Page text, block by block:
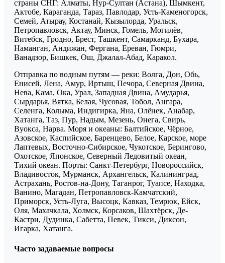
страны СНГ: Алматы, Нур-Султан (Астана), Шымкент,
Актобе, Караганда, Тараз, Павлодар, Усть-Каменогорск,
Семей, Атырау, Костанай, Кызылорда, Уральск,
Петропавловск, Актау, Минск, Гомель, Могилёв,
Витебск, Гродно, Брест, Ташкент, Самарканд, Бухара,
Наманган, Андижан, Фергана, Ереван, Гюмри,
Ванадзор, Бишкек, Ош, Джалал-Абад, Каракол.
Отправка по водным путям — реки: Волга, Дон, Обь,
Енисей, Лена, Амур, Иртыш, Печора, Северная Двина,
Нева, Кама, Ока, Урал, Западная Двина, Амударья,
Сырдарья, Вятка, Белая, Чусовая, Тобол, Ангара,
Селенга, Колыма, Индигирка, Яна, Олёнек, Анабар,
Хатанга, Таз, Пур, Надым, Мезень, Онега, Свирь,
Вуокса, Нарва. Моря и океаны: Балтийское, Чёрное,
Азовское, Каспийское, Баренцево, Белое, Карское, море
Лаптевых, Восточно-Сибирское, Чукотское, Берингово,
Охотское, Японское, Северный Ледовитый океан,
Тихий океан. Порты: Санкт-Петербург, Новороссийск,
Владивосток, Мурманск, Архангельск, Калининград,
Астрахань, Ростов-на-Дону, Таганрог, Туапсе, Находка,
Ванино, Магадан, Петропавловск-Камчатский,
Приморск, Усть-Луга, Высоцк, Кавказ, Темрюк, Ейск,
Оля, Махачкала, Холмск, Корсаков, Шахтёрск, Де-
Кастри, Дудинка, Сабетта, Певек, Тикси, Диксон,
Игарка, Хатанга.
Часто задаваемые вопросы